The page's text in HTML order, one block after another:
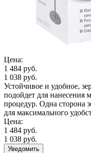
Цена:
1 484 руб.
1 038 руб.
Устойчивое и удобное,
подойдет для нанесения
процедур. Одна сторона
для максимального
Цена:
1 484 руб.
1 038 руб.
Уведомить